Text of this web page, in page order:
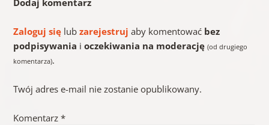
Zaloguj sięlub zarejestruj aby komentować bez
podpisywania i oczekiwania na moderację (od drugiego
komentarza).
Twój adres e-mail nie zostanie opublikowany.
Komentarz *